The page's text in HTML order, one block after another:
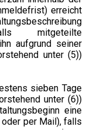
erreicht
mitgeteilte
aufgrund seiner
unter (5))
sieben Tage
unter (6))
eine
per Mail), falls